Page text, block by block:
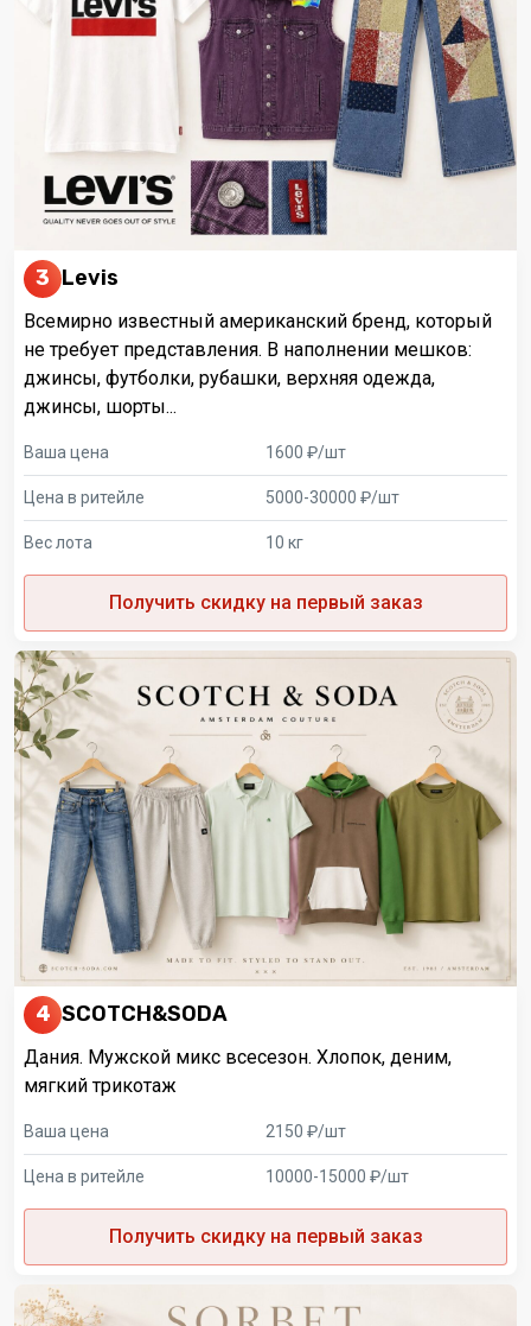
3 Levis
Всемирно известный американский бренд, который
не требует представления. В наполнении мешков:
джинсы, футболки, рубашки, верхняя одежда,
джинсы, шорты...
Ваша цена 1600 ₽/шт
Цена в ритейле 5000-30000 ₽/шт
Вес лота 10 кг
Получить скидку на первый заказ
4 SCOTCH&SODA
Дания. Мужской микс всесезон. Хлопок, деним,
мягкий трикотаж
Ваша цена 2150 ₽/шт
Цена в ритейле 10000-15000 ₽/шт
Получить скидку на первый заказ